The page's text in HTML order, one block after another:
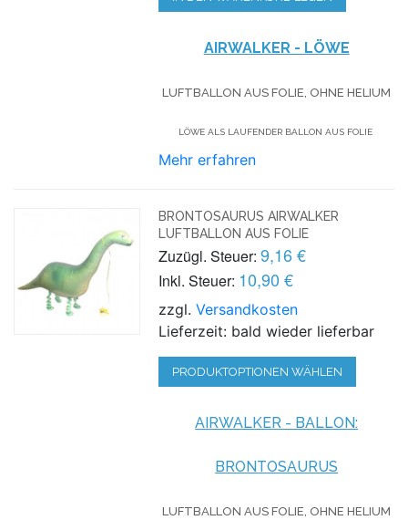
AIRWALKER - LÖWE
LUFTBALLON AUS FOLIE, OHNE HELIUM
LÖWE ALS LAUFENDER BALLON AUS FOLIE
Mehr erfahren
BRONTOSAURUS AIRWALKER
LUFTBALLON AUS FOLIE
Zuzügl. Steuer: 9,16 €
Inkl. Steuer: 10,90 €
zzgl.Versandkosten
Lieferzeit: bald wieder lieferbar
PRODUKTOPTIONEN WÄHLEN
AIRWALKER - BALLON:
BRONTOSAURUS
LUFTBALLON AUS FOLIE, OHNE HELIUM